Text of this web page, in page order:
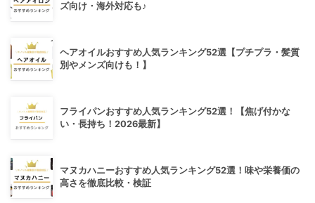
ズ向け・海外対応も♪
ヘアオイルおすすめ人気ランキング52選【プチプラ・髪質
別やメンズ向けも！】
フライパンおすすめ人気ランキング52選！【焦げ付かな
い・長持ち！2026最新】
マヌカハニーおすすめ人気ランキング52選！味や栄養価の
高さを徹底比較・検証